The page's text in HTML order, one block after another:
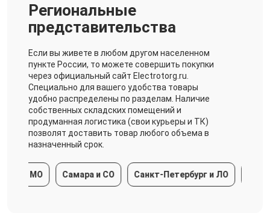
Региональные
представительства
Если вы живете в любом другом населенном
пункте России, то можете совершить покупки
через официальный сайт Electrotorg.ru.
Специально для вашего удобства товары
удобно распределены по разделам. Наличие
собственных складских помещений и
продуманная логистика (свои курьеры и ТК)
позволят доставить товар любого объема в
назначенный срок.
Самара и СО Санкт-Петербург и ЛО